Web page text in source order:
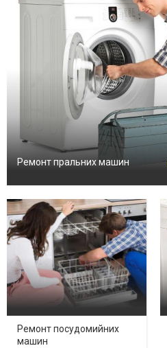
Ремонт пральних машин
Ремонт посудомийних
машин